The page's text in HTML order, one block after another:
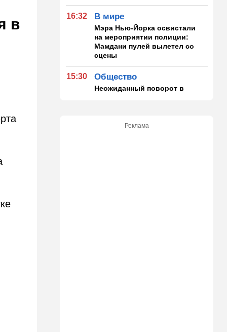
в
16:32 В мире
Мэра Нью-Йорка освистали
на мероприятии полиции:
Мамдани пулей вылетел со
сцены
15:30 Общество
Неожиданный поворот в
Реклама